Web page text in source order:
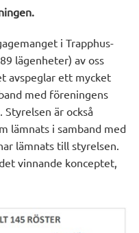
i Trapphus-
lägenheter) av oss
avspeglar ett mycket
med föreningens
är också
lämnats i samband med
lämnats till styrelsen.
vinnande konceptet,